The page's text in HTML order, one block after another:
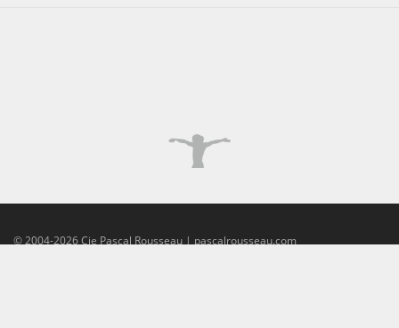
© 2004-2026 Cie Pascal Rousseau | pascalrousseau.com